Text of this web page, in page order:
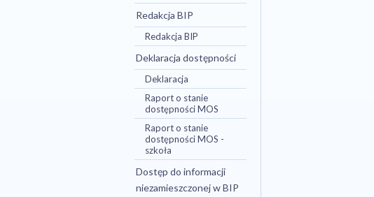
Redakcja BIP
Redakcja BIP
Deklaracja dostępności
Deklaracja
Raport o stanie
dostępności MOS
Raport o stanie
dostępności MOS -
szkoła
Dostęp do informacji
niezamieszczonej w BIP